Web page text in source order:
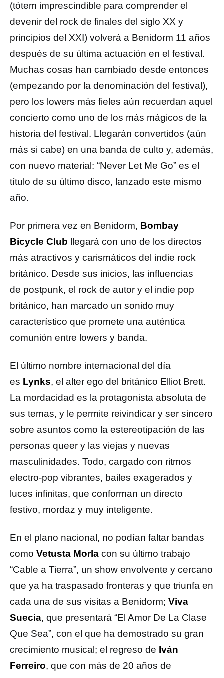
(tótem imprescindible para comprender el
devenir del rock de finales del siglo XX y
principios del XXI) volverá a Benidorm 11 años
después de su última actuación en el festival.
Muchas cosas han cambiado desde entonces
(empezando por la denominación del festival),
pero los lowers más fieles aún recuerdan aquel
concierto como uno de los más mágicos de la
historia del festival. Llegarán convertidos (aún
más si cabe) en una banda de culto y, además,
con nuevo material: “Never Let Me Go” es el
título de su último disco, lanzado este mismo
año.
Por primera vez en Benidorm, Bombay
Bicycle Club
llegará con uno de los directos
más atractivos y carismáticos del indie rock
británico. Desde sus inicios, las influencias
de postpunk, el rock de autor y el indie pop
británico, han marcado un sonido muy
característico que promete una auténtica
comunión entre lowers y banda.
El último nombre internacional del día
es Lynks, el alter ego del británico Elliot Brett.
La mordacidad es la protagonista absoluta de
sus temas, y le permite reivindicar y ser sincero
sobre asuntos como la estereotipación de las
personas queer y las viejas y nuevas
masculinidades. Todo, cargado con ritmos
electro-pop vibrantes, bailes exagerados y
luces infinitas, que conforman un directo
festivo, mordaz y muy inteligente.
En el plano nacional, no podían faltar bandas
como Vetusta Morla con su último trabajo
“Cable a Tierra”, un show envolvente y cercano
que ya ha traspasado fronteras y que triunfa en
cada una de sus visitas a Benidorm; Viva
Suecia, que presentará “El Amor De La Clase
Que Sea”, con el que ha demostrado su gran
crecimiento musical; el regreso de Iván
Ferreiro, que con más de 20 años de